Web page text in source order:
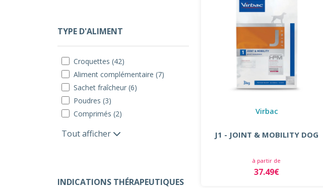
TYPE D'ALIMENT
Croquettes (42)
Aliment complémentaire (7)
Sachet fraîcheur (6)
Poudres (3)
Comprimés (2)
Tout afficher
INDICATIONS THÉRAPEUTIQUES
Virbac
J1 - JOINT & MOBILITY DOG
à partir de
37.49€